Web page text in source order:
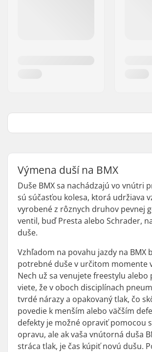
Výmena duší na BMX
Duše BMX sa nachádzajú vo vnútri
sú súčasťou kolesa, ktorá udržiava
vyrobené z rôznych druhov pevnej
ventil, buď Presta alebo Schrader,
duše.
Vzhľadom na povahu jazdy na BMX
potrebné duše v určitom momente
Nech už sa venujete freestylu alebo
viete, že v oboch disciplínach
tvrdé nárazy a opakovaný tlak, čo
povedie k menším alebo väčším
defekty je možné opraviť pomocou
opravu, ale ak vaša vnútorná duša
stráca tlak, je čas kúpiť novú dušu.